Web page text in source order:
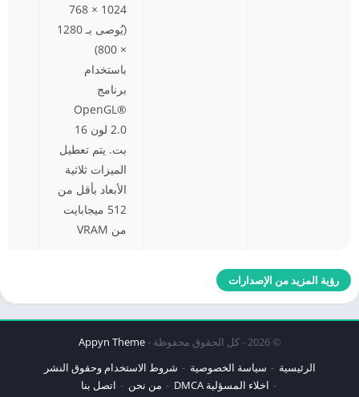
1024 × 768
(يُوصى بـ 1280
× 800)
باستخدام
برنامج
OpenGL®
2.0 لون 16
بت. يتم تعطيل
الميزات ثلاثية
الأبعاد بأقل من
512 ميجابايت
من VRAM
رؤية المزيد من الإصدارات
© 2026 - كل الحقوق محفوظة -
Appyn Theme
الرئيسية
سياسة الخصوصية
شروط الاستخدام وحقوق النشر
اخلاء المسؤلية DMCA
من نحن اتصل بنا